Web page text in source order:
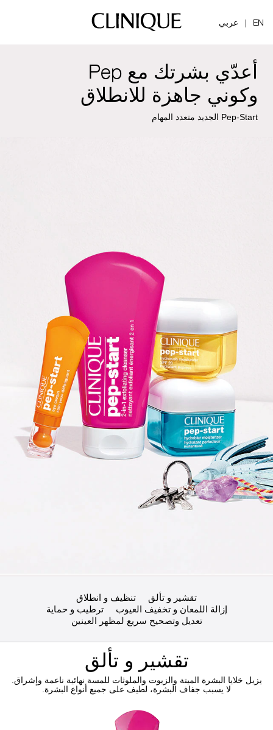
EN
| عربي
أعدّي بشرتك مع Pep
وكوني جاهزة للانطلاق
Pep-Start الجديد متعدد المهام
تقشير و تألق
تنظيف و انطلاق
إزالة اللمعان و تخفيف العيوب
ترطيب و حماية
تعديل وتصحيح سريع لمظهر العينين
تقشير و تألق
يزيل خلايا البشرة الميتة والزيوت والملوثات للمسة نهائية ناعمة وإشراق.
لا يسبب جفاف البشرة، لطيف على جميع أنواع البشرة.